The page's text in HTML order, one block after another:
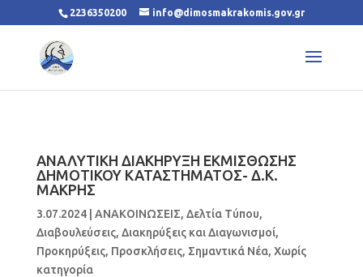
2236350200 info@dimosmakrakomis.gov.gr
ΑΝΑΛΥΤΙΚΗ ΔΙΑΚΗΡΥΞΗ ΕΚΜΙΣΘΩΣΗΣ
ΔΗΜΟΤΙΚΟΥ ΚΑΤΑΣΤΗΜΑΤΟΣ- Δ.Κ.
ΜΑΚΡΗΣ
3.07.2024| ΑΝΑΚΟΙΝΩΣΕΙΣ, Δελτία Τύπου,
Διαβουλεύσεις, Διακηρύξεις και Διαγωνισμοί,
Προκηρύξεις, Προσκλήσεις, Σημαντικά Νέα, Χωρίς
κατηγορία